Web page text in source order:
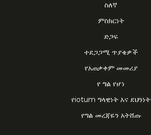
ስለኛ
ምስክርነት
ድጋፍ
ተደጋጋሚ ጥያቄዎች
የአጠቃቀም መመሪያ
የ ግል የሆነ
የiotum ግላዊነት እና ደህንነት
የግል መረጃዬን አትሸጡ